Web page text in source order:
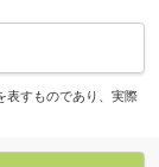
表すものであり、実際